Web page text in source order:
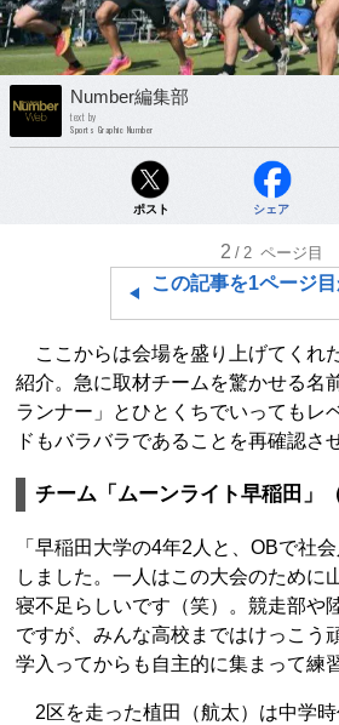
Number編集部
text by
Sports Graphic Number
ポスト シェア
2 /2 ページ目
この記事を1ページ
ここからは会場を盛り上げてくれ
紹介。急に取材チームを驚かせる名
ランナー」とひとくちでいってもレ
ドもバラバラであることを再確認さ
チーム「ムーンライト早稲田」
「早稲田大学の4年2人と、OBで社
しました。一人はこの大会のために
寝不足らしいです（笑）。競走部や
ですが、みんな高校まではけっこう
学入ってからも自主的に集まって練
2区を走った植田（航太）は中学